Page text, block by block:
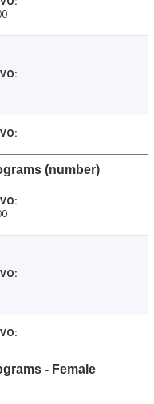
(number)
- Female